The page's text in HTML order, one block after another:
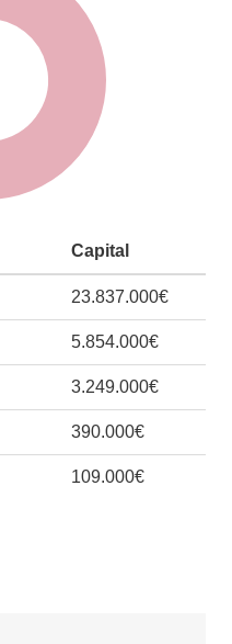
Capital
23.837.000€
5.854.000€
3.249.000€
390.000€
109.000€